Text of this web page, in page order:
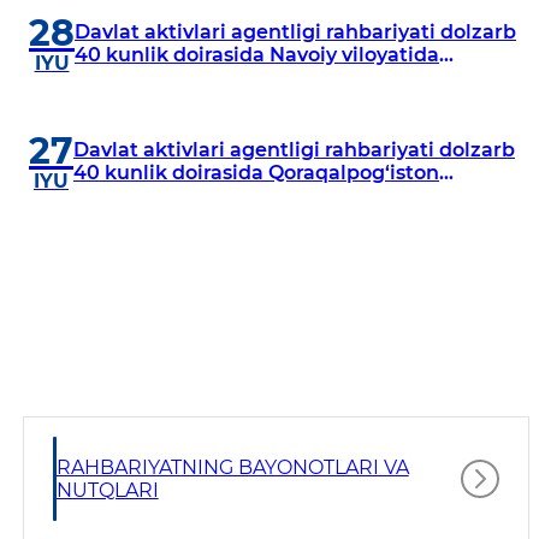
28
IYU
Davlat aktivlari agentligi rahbariyati dolzarb
40 kunlik doirasida Navoiy viloyatida
27
IYU
Davlat aktivlari agentligi rahbariyati dolzarb
40 kunlik doirasida Qoraqalpog‘iston
RAHBARIYATNING BAYONOTLARI VA
NUTQLARI